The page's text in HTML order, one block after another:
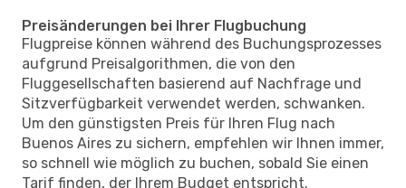
Preisänderungen bei Ihrer Flugbuchung
Flugpreise können während des Buchungsprozesses
aufgrund Preisalgorithmen, die von den
Fluggesellschaften basierend auf Nachfrage und
Sitzverfügbarkeit verwendet werden, schwanken.
Um den günstigsten Preis für Ihren Flug nach
Buenos Aires zu sichern, empfehlen wir Ihnen immer,
so schnell wie möglich zu buchen, sobald Sie einen
Tarif finden, der Ihrem Budget entspricht.